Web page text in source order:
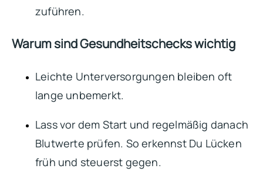
zuführen.
Warum sind Gesundheitschecks wichtig
Leichte Unterversorgungen bleiben oft
lange unbemerkt.
Lass vor dem Start und regelmäßig danach
Blutwerte prüfen. So erkennst Du Lücken
früh und steuerst gegen.